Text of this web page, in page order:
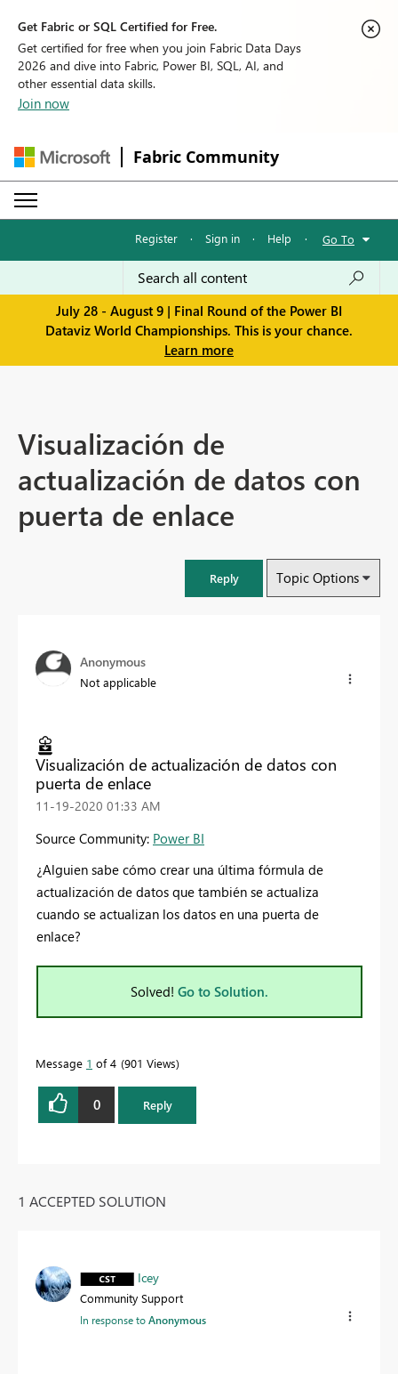
Get Fabric or SQL Certified for Free.
Get certified for free when you join Fabric Data Days
2026 and dive into Fabric, Power BI, SQL, AI, and
other essential data skills.
Join now
Fabric Community
Register · Sign in · Help · Go To
July 28 - August 9 | Final Round of the Power BI
Dataviz World Championships. This is your chance.
Learn more
Visualización de
actualización de datos con
puerta de enlace
Reply Topic Options
Anonymous
Not applicable
Visualización de actualización de datos con
puerta de enlace
‎11-19-2020 01:33 AM
Source Community: Power BI
¿Alguien sabe cómo crear una última fórmula de
actualización de datos que también se actualiza
cuando se actualizan los datos en una puerta de
enlace?
Solved! Go to Solution.
Message 1 of 4 901 Views
0 Reply
1 ACCEPTED SOLUTION
Icey
Community Support
In response toAnonymous